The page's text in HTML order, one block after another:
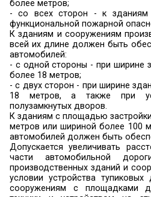
распространению пожара:
- стропила, обрешетка
- древесина,
оркестровой ямы (5.4.4.
- деревянных
(колосники, подвесные
горючих декораций,
оформления, а также
экспозиционных залах,
- деревянные полы
зрелищных залах (5.4.12.
Также подлежат
обмазками):
- металлические
которых расположены